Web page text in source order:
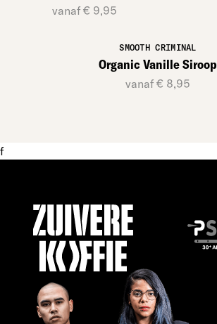
vanaf € 9,95
SMOOTH CRIMINAL
Organic Vanille Siroop
vanaf € 8,95
f